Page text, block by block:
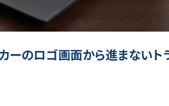
ーのロゴ画面から進まないト